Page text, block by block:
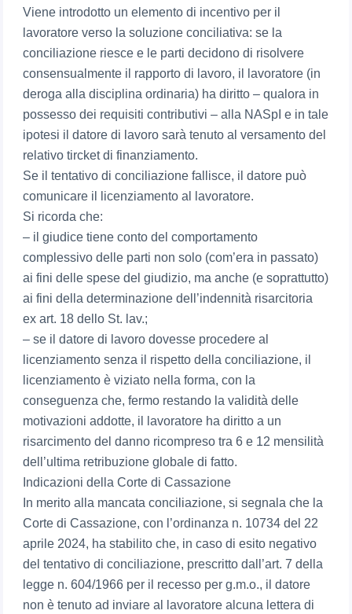
Viene introdotto un elemento di incentivo per il
lavoratore verso la soluzione conciliativa: se la
conciliazione riesce e le parti decidono di risolvere
consensualmente il rapporto di lavoro, il lavoratore (in
deroga alla disciplina ordinaria) ha diritto – qualora in
possesso dei requisiti contributivi – alla NASpI e in tale
ipotesi il datore di lavoro sarà tenuto al versamento del
relativo tircket di finanziamento.
Se il tentativo di conciliazione fallisce, il datore può
comunicare il licenziamento al lavoratore.
Si ricorda che:
– il giudice tiene conto del comportamento
complessivo delle parti non solo (com’era in passato)
ai fini delle spese del giudizio, ma anche (e soprattutto)
ai fini della determinazione dell’indennità risarcitoria
ex art. 18 dello St. lav.;
– se il datore di lavoro dovesse procedere al
licenziamento senza il rispetto della conciliazione, il
licenziamento è viziato nella forma, con la
conseguenza che, fermo restando la validità delle
motivazioni addotte, il lavoratore ha diritto a un
risarcimento del danno ricompreso tra 6 e 12 mensilità
dell’ultima retribuzione globale di fatto.
Indicazioni della Corte di Cassazione
In merito alla mancata conciliazione, si segnala che la
Corte di Cassazione, con l’ordinanza n. 10734 del 22
aprile 2024, ha stabilito che, in caso di esito negativo
del tentativo di conciliazione, prescritto dall’art. 7 della
legge n. 604/1966 per il recesso per g.m.o., il datore
non è tenuto ad inviare al lavoratore alcuna lettera di